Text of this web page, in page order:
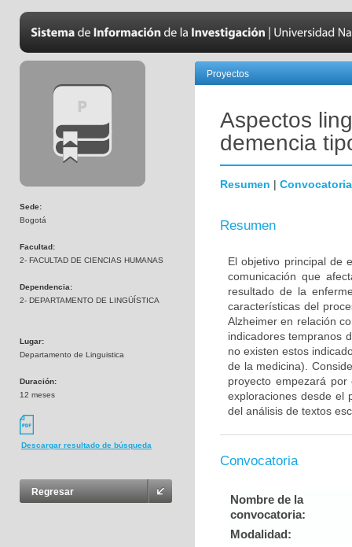
Sede:
Bogotá
Facultad:
2- FACULTAD DE CIENCIAS HUMANAS
Dependencia:
2- DEPARTAMENTO DE LINGÜÍSTICA
Lugar:
Departamento de Linguistica
Duración:
12 meses
Descargar resultado de búsqueda
Regresar
Proyectos
Aspectos
demencia
Resumen | Convocatoria
Resumen
El objetivo principal de
comunicación que
resultado de la
características del
Alzheimer en relación
indicadores tempranos
no existen estos
de la medicina).
proyecto empezará
exploraciones desde el
del análisis de textos
Convocatoria
Nombre de la
convocatoria:
Modalidad: